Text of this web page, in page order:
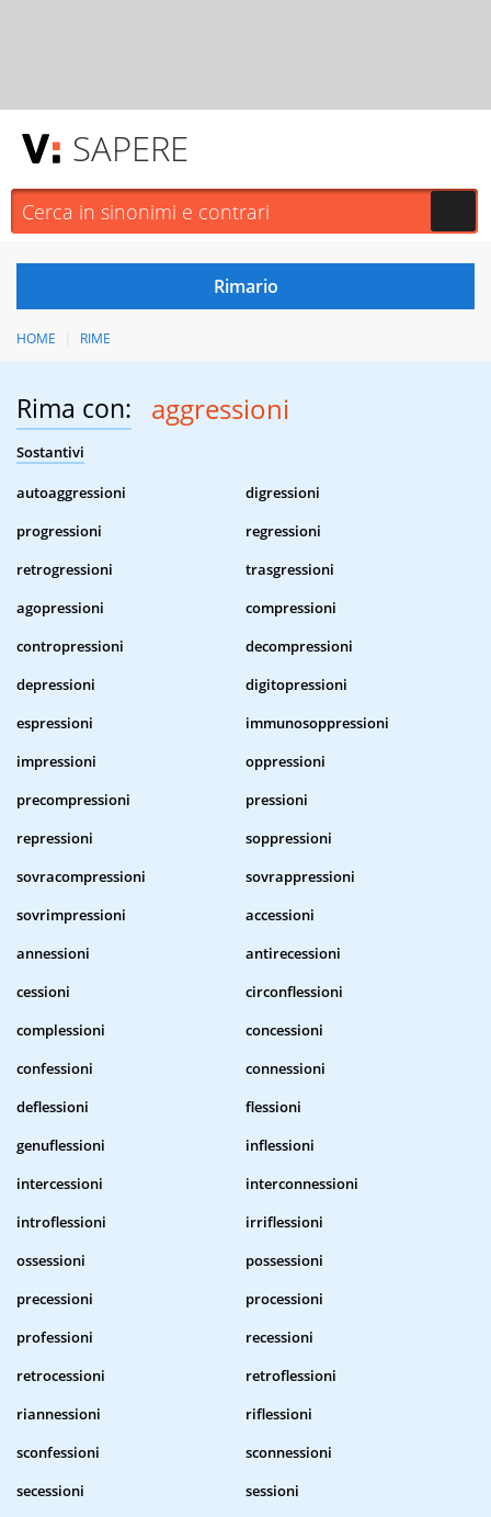
SAPERE
HOME RIME
Rima con: aggressioni
Sostantivi
autoaggressioni
digressioni
progressioni
regressioni
retrogressioni
trasgressioni
agopressioni
compressioni
contropressioni
decompressioni
depressioni
digitopressioni
espressioni
immunosoppressioni
impressioni
oppressioni
precompressioni
pressioni
repressioni
soppressioni
sovracompressioni
sovrappressioni
sovrimpressioni
accessioni
annessioni
antirecessioni
cessioni
circonflessioni
complessioni
concessioni
confessioni
connessioni
deflessioni
flessioni
genuflessioni
inflessioni
intercessioni
interconnessioni
introflessioni
irriflessioni
ossessioni
possessioni
precessioni
processioni
professioni
recessioni
retrocessioni
retroflessioni
riannessioni
riflessioni
sconfessioni
sconnessioni
secessioni
sessioni